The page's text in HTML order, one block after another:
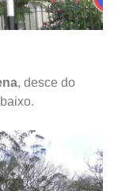
, desce do